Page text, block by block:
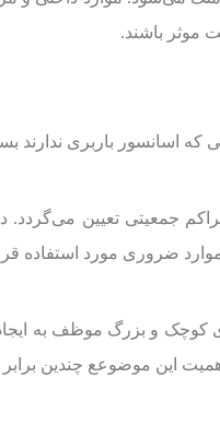
موثر باشند.
که اسانسور باربری ندارند
تراکم جمعیتی تعیین
ضروری مورد استفاده
و بزرگ موظف به ایجاد
این موضوعع چندین برابر